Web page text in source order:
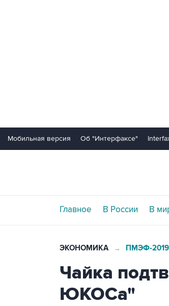
Мобильная версия Об "Интерфаксе"
Главное В России В
ЭКОНОМИКА → ПМЭФ-2019
Чайка
ЮКОСа"